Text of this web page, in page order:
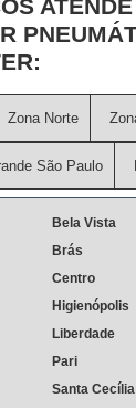
Zona Norte
São Paulo
Bela Vista
Brás
Centro
Higienópolis
Liberdade
Pari
Santa Cecília